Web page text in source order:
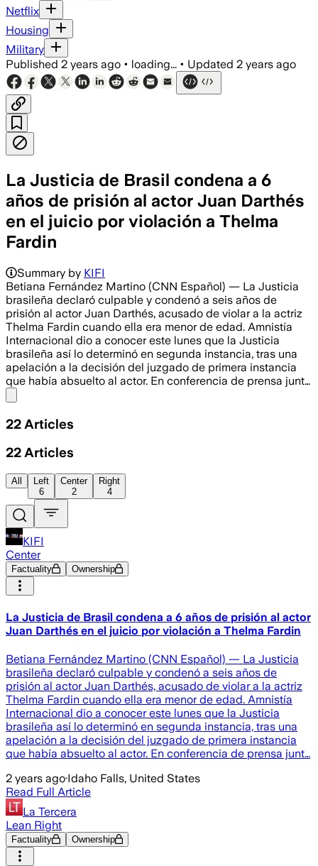
Netflix
Housing
Military
Published 2 years ago • loading... • Updated 2 years ago
La Justicia de Brasil condena a 6
años de prisión al actor Juan Darthés
en el juicio por violación a Thelma
Fardin
Summary by KIFI
Betiana Fernández Martino (CNN Español) — La Justicia
brasileña declaró culpable y condenó a seis años de
prisión al actor Juan Darthés, acusado de violar a la actriz
Thelma Fardin cuando ella era menor de edad. Amnistía
Internacional dio a conocer este lunes que la Justicia
brasileña así lo determinó en segunda instancia, tras una
apelación a la decisión del juzgado de primera instancia
que había absuelto al actor. En conferencia de prensa junt…
22 Articles
22 Articles
All
Left
6
Center
2
Right
4
KIFI
Center
Factuality Ownership
La Justicia de Brasil condena a 6 años de prisión al actor
Juan Darthés en el juicio por violación a Thelma Fardin
Betiana Fernández Martino (CNN Español) — La Justicia
brasileña declaró culpable y condenó a seis años de
prisión al actor Juan Darthés, acusado de violar a la actriz
Thelma Fardin cuando ella era menor de edad. Amnistía
Internacional dio a conocer este lunes que la Justicia
brasileña así lo determinó en segunda instancia, tras una
apelación a la decisión del juzgado de primera instancia
que había absuelto al actor. En conferencia de prensa junt…
2 years ago·Idaho Falls, United States
Read Full Article
La Tercera
Lean Right
Factuality Ownership